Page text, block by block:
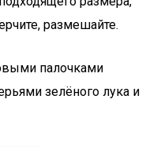
размешайте.
палочками
зелёного лука и